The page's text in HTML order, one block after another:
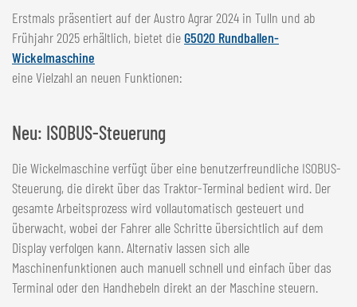
Erstmals präsentiert auf der Austro Agrar 2024 in Tulln und ab
Frühjahr 2025 erhältlich, bietet dieG5020 Rundballen-
Wickelmaschine
eine Vielzahl an neuen Funktionen:
Neu: ISOBUS-Steuerung
Die Wickelmaschine verfügt über eine benutzerfreundliche ISOBUS-
Steuerung, die direkt über das Traktor-Terminal bedient wird. Der
gesamte Arbeitsprozess wird vollautomatisch gesteuert und
überwacht, wobei der Fahrer alle Schritte übersichtlich auf dem
Display verfolgen kann. Alternativ lassen sich alle
Maschinenfunktionen auch manuell schnell und einfach über das
Terminal oder den Handhebeln direkt an der Maschine steuern.